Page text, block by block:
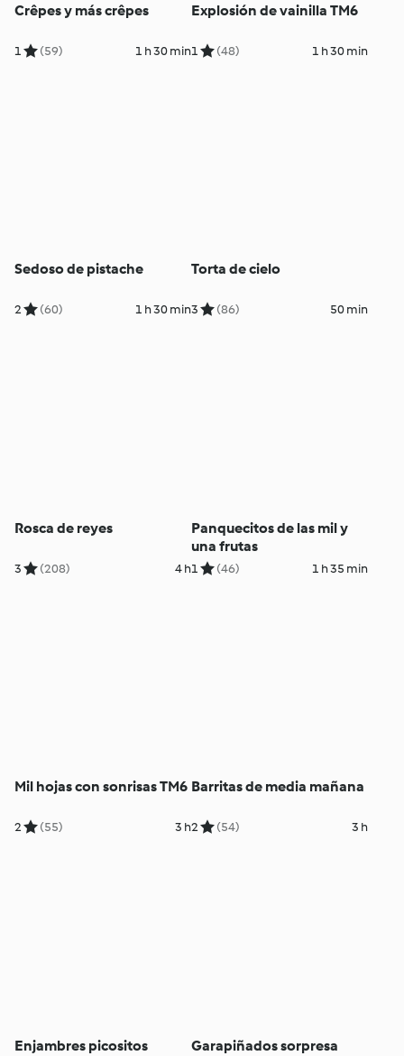
Crêpes y más crêpes
1 (59) 1 h 30 min
Explosión de vainilla TM6
1 (48) 1 h 30 min
Sedoso de pistache
2 (60) 1 h 30 min
Torta de cielo
3 (86) 50 min
Rosca de reyes
3 (208) 4 h
Panquecitos de las mil y
una frutas
1 (46) 1 h 35 min
Mil hojas con sonrisas TM6
2 (55) 3 h
Barritas de media mañana
2 (54) 3 h
Enjambres picositos Garapiñados sorpresa